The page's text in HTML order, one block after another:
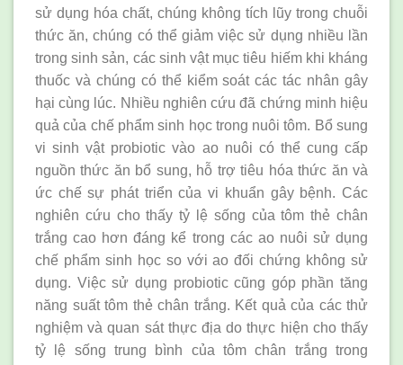
sử dụng hóa chất, chúng không tích lũy trong chuỗi
thức ăn, chúng có thể giảm việc sử dụng nhiều lần
trong sinh sản, các sinh vật mục tiêu hiếm khi kháng
thuốc và chúng có thể kiểm soát các tác nhân gây
hại cùng lúc. Nhiều nghiên cứu đã chứng minh hiệu
quả của chế phẩm sinh học trong nuôi tôm. Bổ sung
vi sinh vật probiotic vào ao nuôi có thể cung cấp
nguồn thức ăn bổ sung, hỗ trợ tiêu hóa thức ăn và
ức chế sự phát triển của vi khuẩn gây bệnh. Các
nghiên cứu cho thấy tỷ lệ sống của tôm thẻ chân
trắng cao hơn đáng kể trong các ao nuôi sử dụng
chế phẩm sinh học so với ao đối chứng không sử
dụng. Việc sử dụng probiotic cũng góp phần tăng
năng suất tôm thẻ chân trắng. Kết quả của các thử
nghiệm và quan sát thực địa do thực hiện cho thấy
tỷ lệ sống trung bình của tôm chân trắng trong